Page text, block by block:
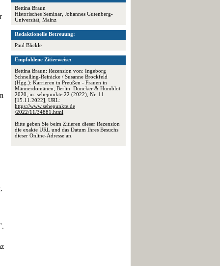
Bettina Braun
Historisches Seminar, Johannes Gutenberg-
Universität, Mainz
Redaktionelle Betreuung:
Paul Blickle
Empfohlene Zitierweise:
Bettina Braun: Rezension von: Ingeborg
Schnelling-Reinicke / Susanne Brockfeld
(Hgg.): Karrieren in Preußen - Frauen in
Männerdomänen, Berlin: Duncker & Humblot
2020, in: sehepunkte 22 (2022), Nr. 11
[15.11.2022], URL:
https://www.sehepunkte.de
/2022/11/34881.html
Bitte geben Sie beim Zitieren dieser Rezension
die exakte URL und das Datum Ihres Besuchs
dieser Online-Adresse an.